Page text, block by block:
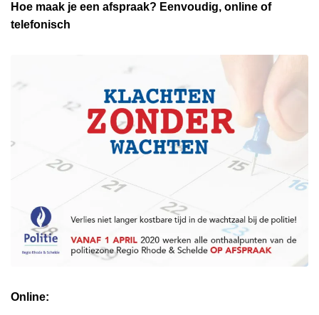
Hoe maak je een afspraak? Eenvoudig, online of
telefonisch
Online: